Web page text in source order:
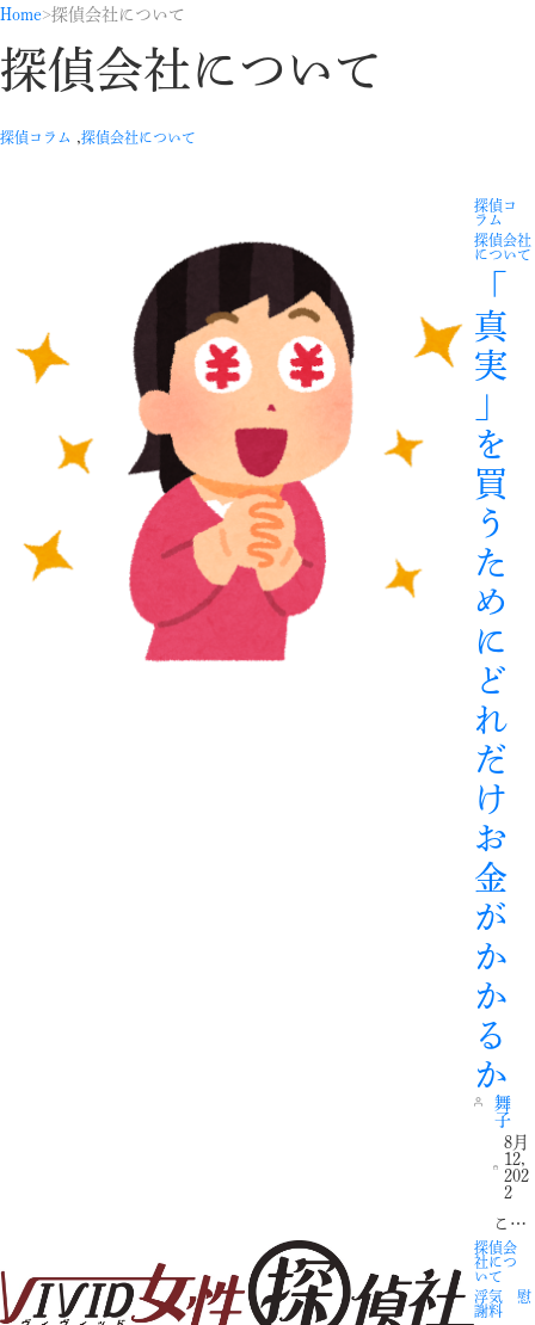
Home 探偵会社について
探偵会社について
探偵コラム ,探偵会社について
探偵コ
ラム
探偵会社
について
真
実
」
を
買
う
た
め
に
ど
れ
だ
け
お
金
が
か
か
る
か
舞
子
8月
12,
202
2
こ…
探偵会
社につ
いて
浮気 慰
謝料